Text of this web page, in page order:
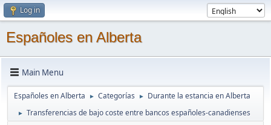
Log in
Españoles en Alberta
Main Menu
Españoles en Alberta ► Categorías ► Durante la estancia en Alberta
► Transferencias de bajo coste entre bancos españoles-canadienses